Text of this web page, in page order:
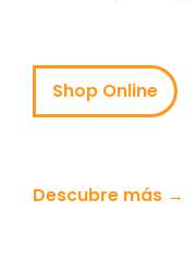
Shop Online
Descubre más →